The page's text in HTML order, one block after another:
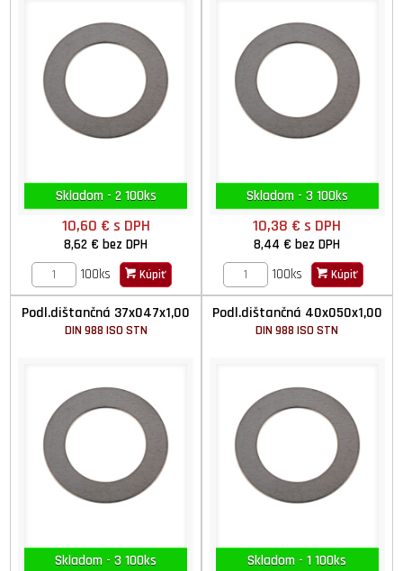
Skladom - 2 100ks
10,60 € s DPH
8,62 €bez DPH
100ks
Kúpiť
Skladom - 3 100ks
10,38 €s DPH
8,44 €bez DPH
100ks
Kúpiť
Podl.dištančná 37x047x1,00
DIN 988 ISO STN
Skladom - 3 100ks
Podl.dištančná 40x050x1,00
DIN 988 ISO STN
Skladom - 1 100ks